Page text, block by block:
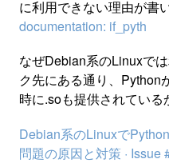
に利用できない理由が書
documentation: if_pyth
なぜDebian系のLinuxで
ク先にある通り、Python
時に.soも提供されている
Debian系のLinuxで
問題の原因と対策 · Issue